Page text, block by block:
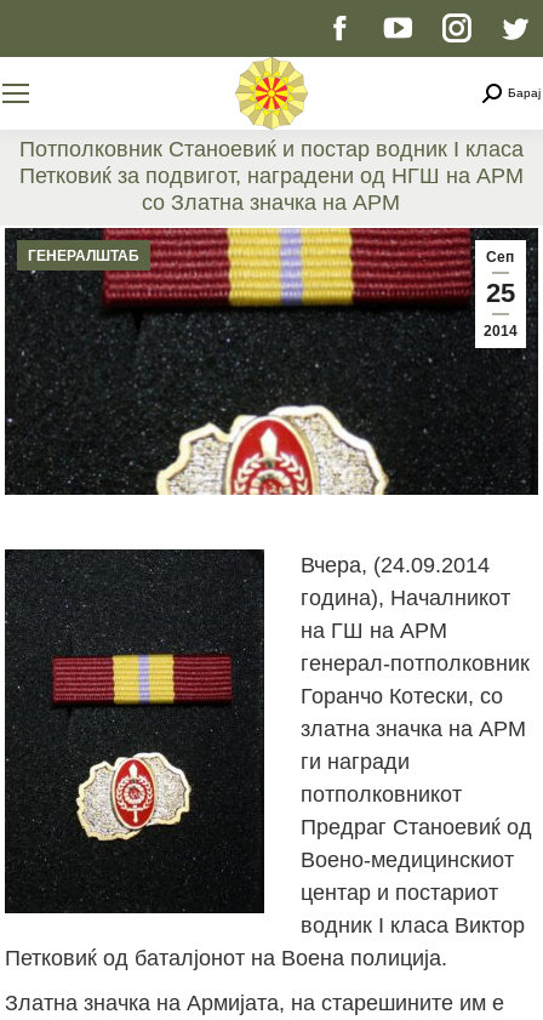
Facebook
opens
in
new
window
YouTube
opens
new
window
page
opens
new
window
Барај
Потполковник Станоевиќ и постар водник I класа
Петковиќ за подвигот, наградени од НГШ на АРМ
со Златна значка на АРМ
You are here:
Сеп
25
2014
ГЕНЕРАЛШТАБ
Вчера, (24.09.2014
година), Началникот
на ГШ на АРМ
генерал-потполковник
Горанчо Котески, со
златна значка на АРМ
ги награди
потполковникот
Предраг Станоевиќ од
Воено-медицинскиот
центар и постариот
водник I класа Виктор
Петковиќ од баталјонот на Воена полиција.
Златна значка на Армијата, на старешините им е